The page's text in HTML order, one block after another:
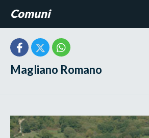
Comuni
Magliano Romano